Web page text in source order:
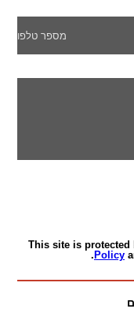
This site is protected
Policy